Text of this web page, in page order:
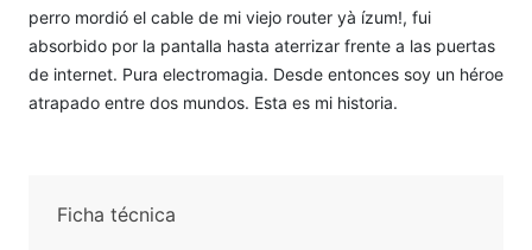
perro mordió el cable de mi viejo router yà ízum!, fui
absorbido por la pantalla hasta aterrizar frente a las puertas
de internet. Pura electromagia. Desde entonces soy un héroe
atrapado entre dos mundos. Esta es mi historia.
Ficha técnica